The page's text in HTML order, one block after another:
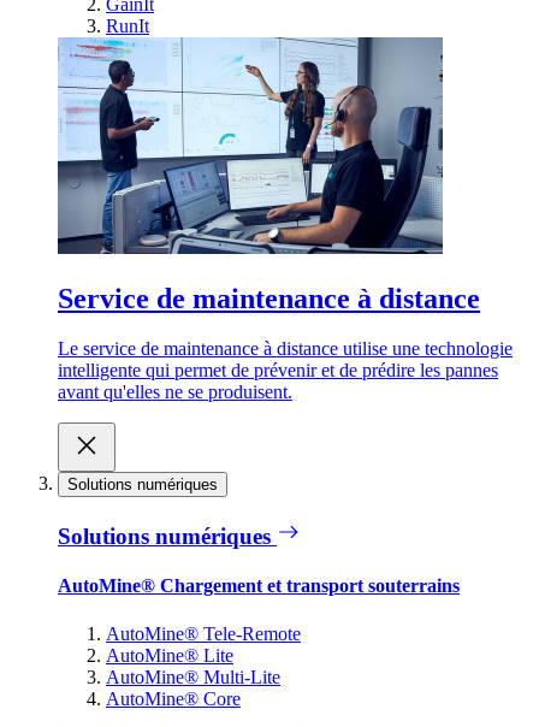
RunIt
Service de maintenance à distance
Le service de maintenance à distance utilise une technologie
intelligente qui permet de prévenir et de prédire les pannes
avant qu'elles ne se produisent.
Solutions numériques
Solutions numériques
AutoMine® Chargement et transport souterrains
AutoMine® Tele-Remote
AutoMine® Lite
AutoMine® Multi-Lite
AutoMine® Core